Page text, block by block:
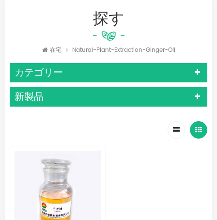
探す
在宅 Natural-Plant-Extraction-Ginger-Oil
カテゴリー
新製品